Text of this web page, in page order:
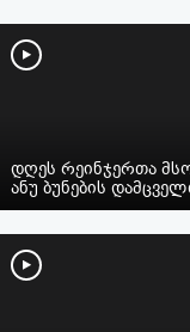
დღეს რეინჯერთა
ანუ ბუნების